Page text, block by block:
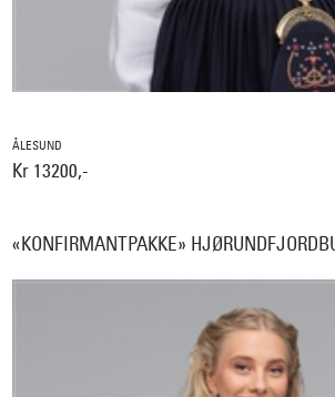
ÅLESUND
Kr 13200,-
«KONFIRMANTPAKKE»